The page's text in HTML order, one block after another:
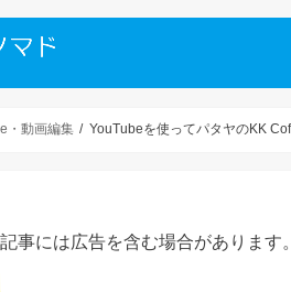
・動画編集 YouTubeを使ってパタヤのKK
事には広告を含む場合があります。